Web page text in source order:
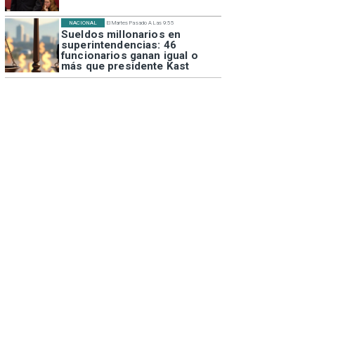
El Martes Pasado A Las 9:55
Sueldos millonarios en
superintendencias: 46
funcionarios ganan igual o
más que presidente Kast
NACIONAL